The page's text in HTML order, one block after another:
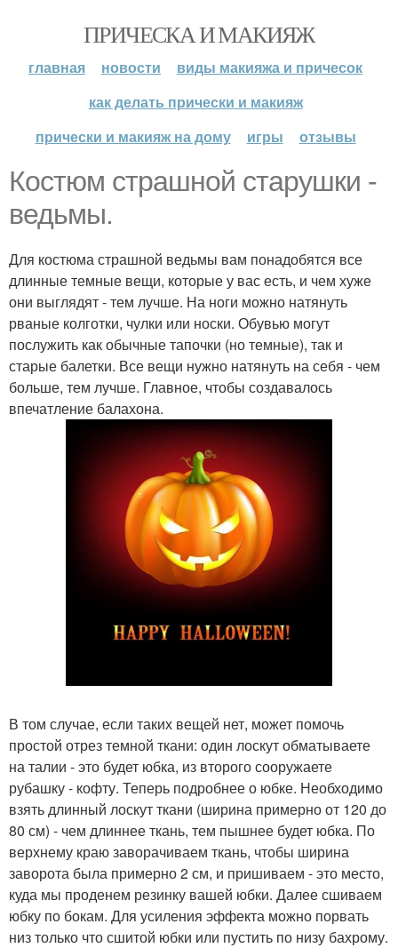
ПРИЧЕСКА И МАКИЯЖ
главная новости
виды макияжа и причесок
как делать прически и макияж
прически и макияж на дому
игры отзывы
Костюм страшной старушки -
ведьмы.
Для костюма страшной ведьмы вам понадобятся все
длинные темные вещи, которые у вас есть, и чем хуже
они выглядят - тем лучше. На ноги можно натянуть
рваные колготки, чулки или носки. Обувью могут
послужить как обычные тапочки (но темные), так и
старые балетки. Все вещи нужно натянуть на себя - чем
больше, тем лучше. Главное, чтобы создавалось
впечатление балахона.
В том случае, если таких вещей нет, может помочь
простой отрез темной ткани: один лоскут обматываете
на талии - это будет юбка, из второго сооружаете
рубашку - кофту. Теперь подробнее о юбке. Необходимо
взять длинный лоскут ткани (ширина примерно от 120 до
80 см) - чем длиннее ткань, тем пышнее будет юбка. По
верхнему краю заворачиваем ткань, чтобы ширина
заворота была примерно 2 см, и пришиваем - это место,
куда мы проденем резинку вашей юбки. Далее сшиваем
юбку по бокам. Для усиления эффекта можно порвать
низ только что сшитой юбки или пустить по низу бахрому.